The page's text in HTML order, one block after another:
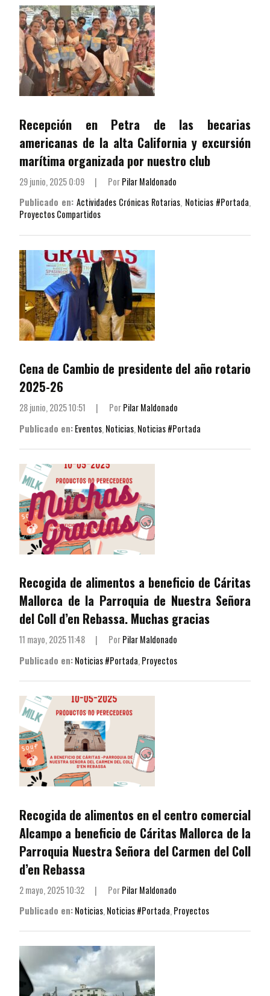
Recepción en Petra de las becarias
americanas de la alta California y excursión
marítima organizada por nuestro club
29 junio, 2025 0:09 | PorPilar Maldonado
Publicado en: Actividades Crónicas Rotarias, Noticias #Portada,
Proyectos Compartidos
Cena de Cambio de presidente del año rotario
2025-26
28 junio, 2025 10:51 | PorPilar Maldonado
Publicado en:Eventos, Noticias, Noticias #Portada
Recogida de alimentos a beneficio de Cáritas
Mallorca de la Parroquia de Nuestra Señora
del Coll d’en Rebassa. Muchas gracias
11 mayo, 2025 11:48 | PorPilar Maldonado
Publicado en:Noticias #Portada, Proyectos
Recogida de alimentos en el centro comercial
Alcampo a beneficio de Cáritas Mallorca de la
Parroquia Nuestra Señora del Carmen del Coll
d’en Rebassa
2 mayo, 2025 10:32 | PorPilar Maldonado
Publicado en:Noticias, Noticias #Portada, Proyectos